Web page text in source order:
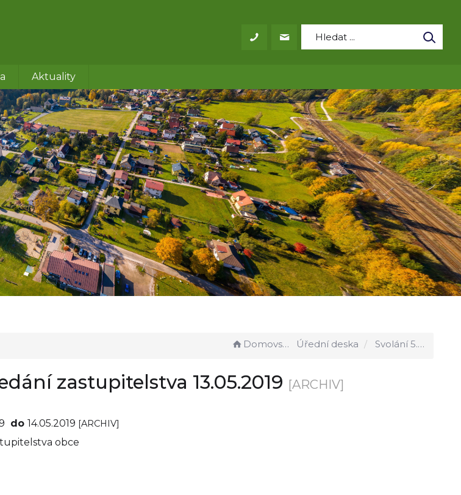
Aktuality
Domovská stránka Úřední deska Svolání 5. zasedání zastupitelstva 13.05.2019
zastupitelstva 13.05.2019 [ARCHIV]
do 14.05.2019 [ARCHIV]
obce